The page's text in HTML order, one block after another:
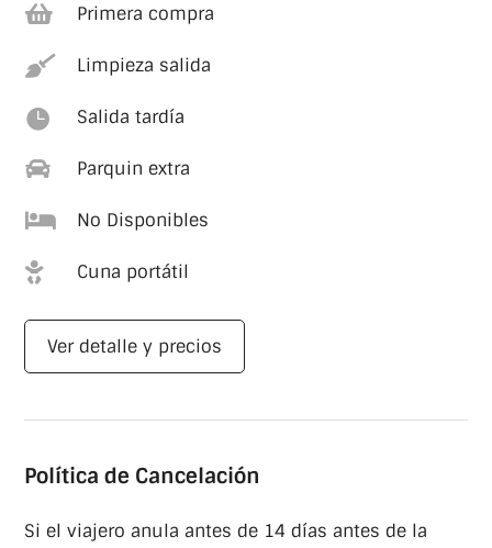
 Primera compra
 Limpieza salida
 Salida tardía
 Parquin extra
 No Disponibles
 Cuna portátil
Ver detalle y precios
Política de Cancelación
Si el viajero anula antes de 14 días antes de la